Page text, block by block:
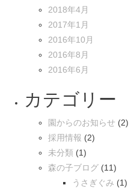
2018年4月
2017年1月
2016年10月
2016年8月
2016年6月
カテゴリー
園からのお知らせ (2)
採用情報 (2)
未分類 (1)
森の子ブログ (11)
うさぎぐみ (1)